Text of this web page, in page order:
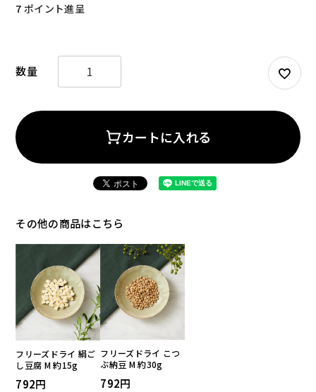
お試しセット
アウトレット
7 ポイント進呈
カートに入れる
その他の商品はこちら
フリーズドライ 絹ご
し豆腐 M 約15g
792
フリーズドライ こつ
ぶ納豆 M 約30g
792